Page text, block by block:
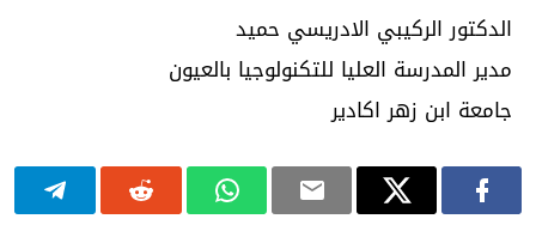
الدكتور الركيبي الادريسي حميد
مدير المدرسة العليا للتكنولوجيا بالعيون
جامعة ابن زهر اكادير